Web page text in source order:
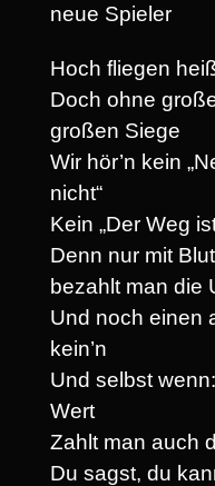
neue Spieler
Hoch fliegen
Doch ohne
großen Siege
Wir hör’n kein
nicht“
Kein „Der Weg
Denn nur mit
bezahlt man die
Und noch einen
kein’n
Und selbst
Wert
Zahlt man auch
Du sagst, du